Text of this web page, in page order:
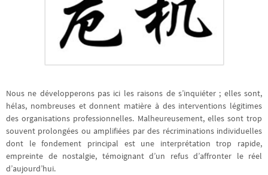
Nous ne développerons pas ici les raisons de s’inquiéter ; elles sont,
hélas, nombreuses et donnent matière à des interventions légitimes
des organisations professionnelles. Malheureusement, elles sont trop
souvent prolongées ou amplifiées par des récriminations individuelles
dont le fondement principal est une interprétation trop rapide,
empreinte de nostalgie, témoignant d’un refus d’affronter le réel
d’aujourd’hui.